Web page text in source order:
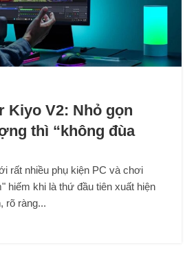
Kiyo V2: Nhỏ gọn
thì “không đùa
rất nhiều phụ kiện PC và chơi
hiếm khi là thứ đầu tiên xuất hiện
rõ ràng...